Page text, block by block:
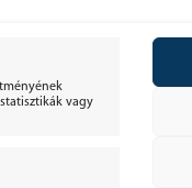
vagy
30